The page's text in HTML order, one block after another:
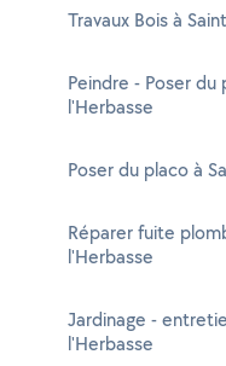
Travaux Bois à
Peindre - Poser
l'Herbasse
Poser du placo à
Réparer fuite
l'Herbasse
Jardinage -
l'Herbasse